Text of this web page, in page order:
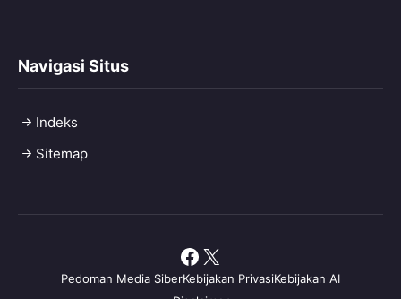
Navigasi Situs
Indeks
Sitemap
Pedoman Media SiberKebijakan PrivasiKebijakan AI
Facebook
X